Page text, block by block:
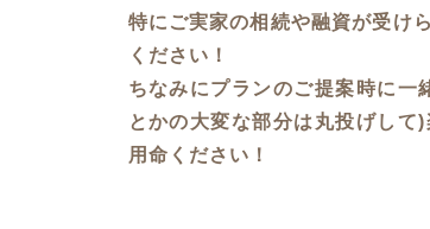
特にご実家の相続や融資が受け
ください！
ちなみにプランのご提案時に一
とかの大変な部分は丸投げし
用命ください！